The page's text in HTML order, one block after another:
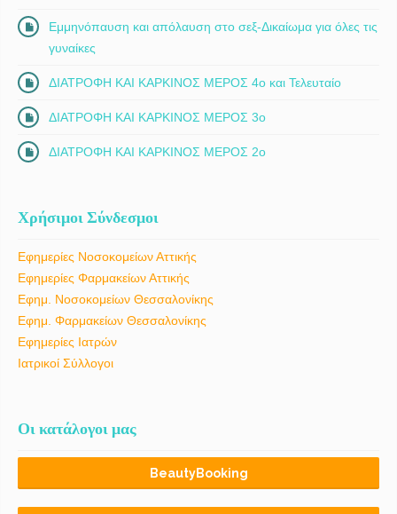
Εμμηνόπαυση και απόλαυση στο σεξ-Δικαίωμα για όλες τις
γυναίκες
ΔΙΑΤΡΟΦΗ ΚΑΙ ΚΑΡΚΙΝΟΣ ΜΕΡΟΣ 4ο και Τελευταίο
ΔΙΑΤΡΟΦΗ ΚΑΙ ΚΑΡΚΙΝΟΣ ΜΕΡΟΣ 3ο
ΔΙΑΤΡΟΦΗ ΚΑΙ ΚΑΡΚΙΝΟΣ ΜΕΡΟΣ 2ο
Χρήσιμοι Σύνδεσμοι
Εφημερίες Νοσοκομείων Αττικής
Εφημερίες Φαρμακείων Αττικής
Εφημ. Νοσοκομείων Θεσσαλονίκης
Εφημ. Φαρμακείων Θεσσαλονίκης
Εφημερίες Ιατρών
Ιατρικοί Σύλλογοι
Οι κατάλογοι μας
BeautyBooking